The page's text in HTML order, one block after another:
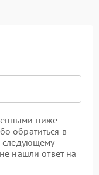
ниже
обратиться в
следующему
нашли ответ на